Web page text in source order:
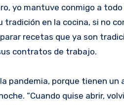
yo mantuve conmigo a
en la cocina, si no
recetas que ya son
contratos de trabajo.
pandemia, porque tienen
“Cuando quise abrir,